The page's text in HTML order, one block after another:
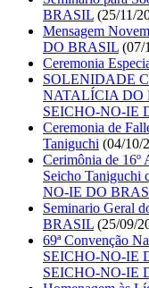
BRASIL (25/11/
Mensagem
DO BRASIL (07/
Ceremonia
SOLENIDADE
NATALÍCIA DO
SEICHO-NO-IE
Ceremonia de
Taniguchi (04/10/
Cerimônia de 16º
Seicho Taniguchi
NO-IE DO
Seminario Geral
BRASIL (25/09/
69ª Convenção
SEICHO-NO-IE
SEICHO-NO-IE